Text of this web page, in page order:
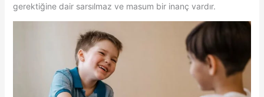
gerektiğine dair sarsılmaz ve masum bir inanç vardır.